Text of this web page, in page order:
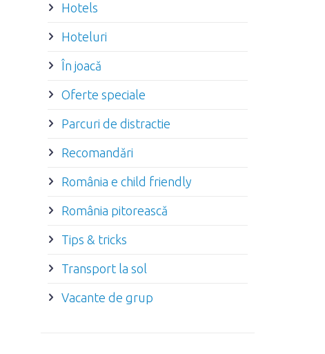
Hotels
Hoteluri
În joacă
Oferte speciale
Parcuri de distractie
Recomandări
România e child friendly
România pitorească
Tips & tricks
Transport la sol
Vacante de grup